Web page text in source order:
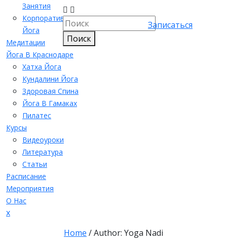
Занятия
Корпоративная
Йога
Медитации
Йога В Краснодаре
Хатха Йога
Кундалини Йога
Здоровая Спина
Йога В Гамаках
Пилатес
Курсы
Видеоуроки
Литература
Статьи
Расписание
Мероприятия
О Нас
xЗакрыть
Поиск
Записаться
Home /Author: Yoga Nadi